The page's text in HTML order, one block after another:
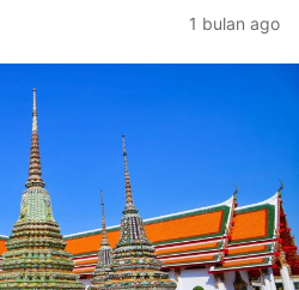
1 bulan ago